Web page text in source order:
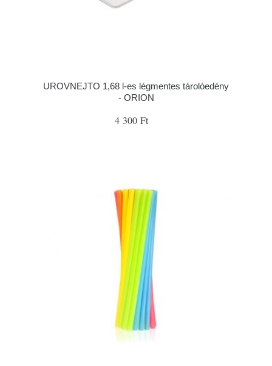
UROVNEJTO 1,68 l-es légmentes tárolóedény
- ORION
4 300 Ft